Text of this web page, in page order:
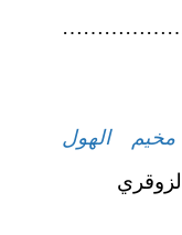
الهول